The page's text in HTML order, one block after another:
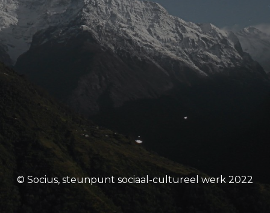
© Socius, steunpunt sociaal-cultureel werk 2022